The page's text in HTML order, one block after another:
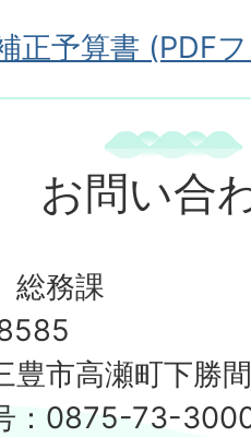
正予算書 (PDF
お問い合
務課
豊市高瀬町下勝
：0875-73-